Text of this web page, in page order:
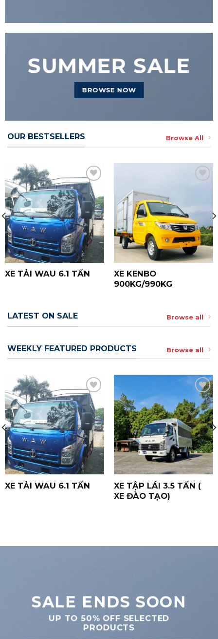
SUMMER SALE
BROWSE NOW
OUR BESTSELLERS Browse All
Yêu
Thích
XE TẢI WAU 6.1 TẤN
XE KENBO
900KG/990KG
LATEST ON SALE Browse all
WEEKLY FEATURED PRODUCTS Browse all
Yêu
Thích
XE TẢI WAU 6.1 TẤN
Yêu
Thích
XE TẬP LÁI 3.5 TẤN (
XE ĐÀO TẠO)
SALE ENDS SOON
UP TO 50% OFF SELECTED
PRODUCTS